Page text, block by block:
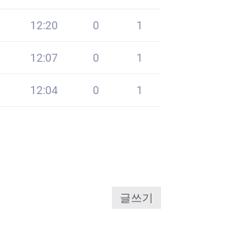
12:20 0 1
12:07 0 1
12:04 0 1
글쓰기